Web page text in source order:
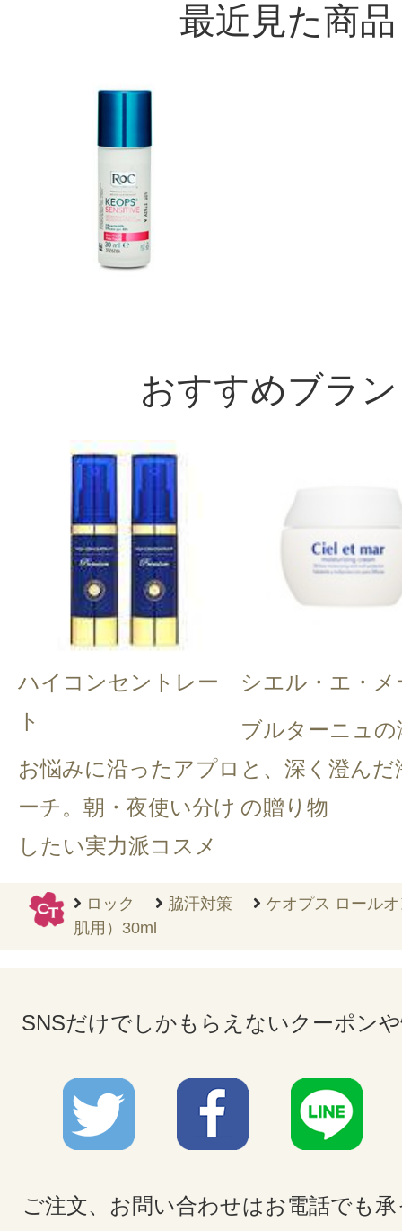
最近見た商品
おすすめブラ
ハイコンセントレー
ト
お悩みに沿ったアプロ
ーチ。朝・夜使い分け
したい実力派コスメ
シエル・エ・メ
ブルターニュの
と、深く澄んだ
の贈り物
ロック 脇汗対策
ケオプス ロール
肌用）30ml
SNSだけでしかもらえないクーポン
ご注文、お問い合わせはお電話でも